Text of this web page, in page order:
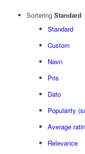
Sortering Standard
Standard
Custom
Navn
Pris
Dato
Popularity
Average
Relevance